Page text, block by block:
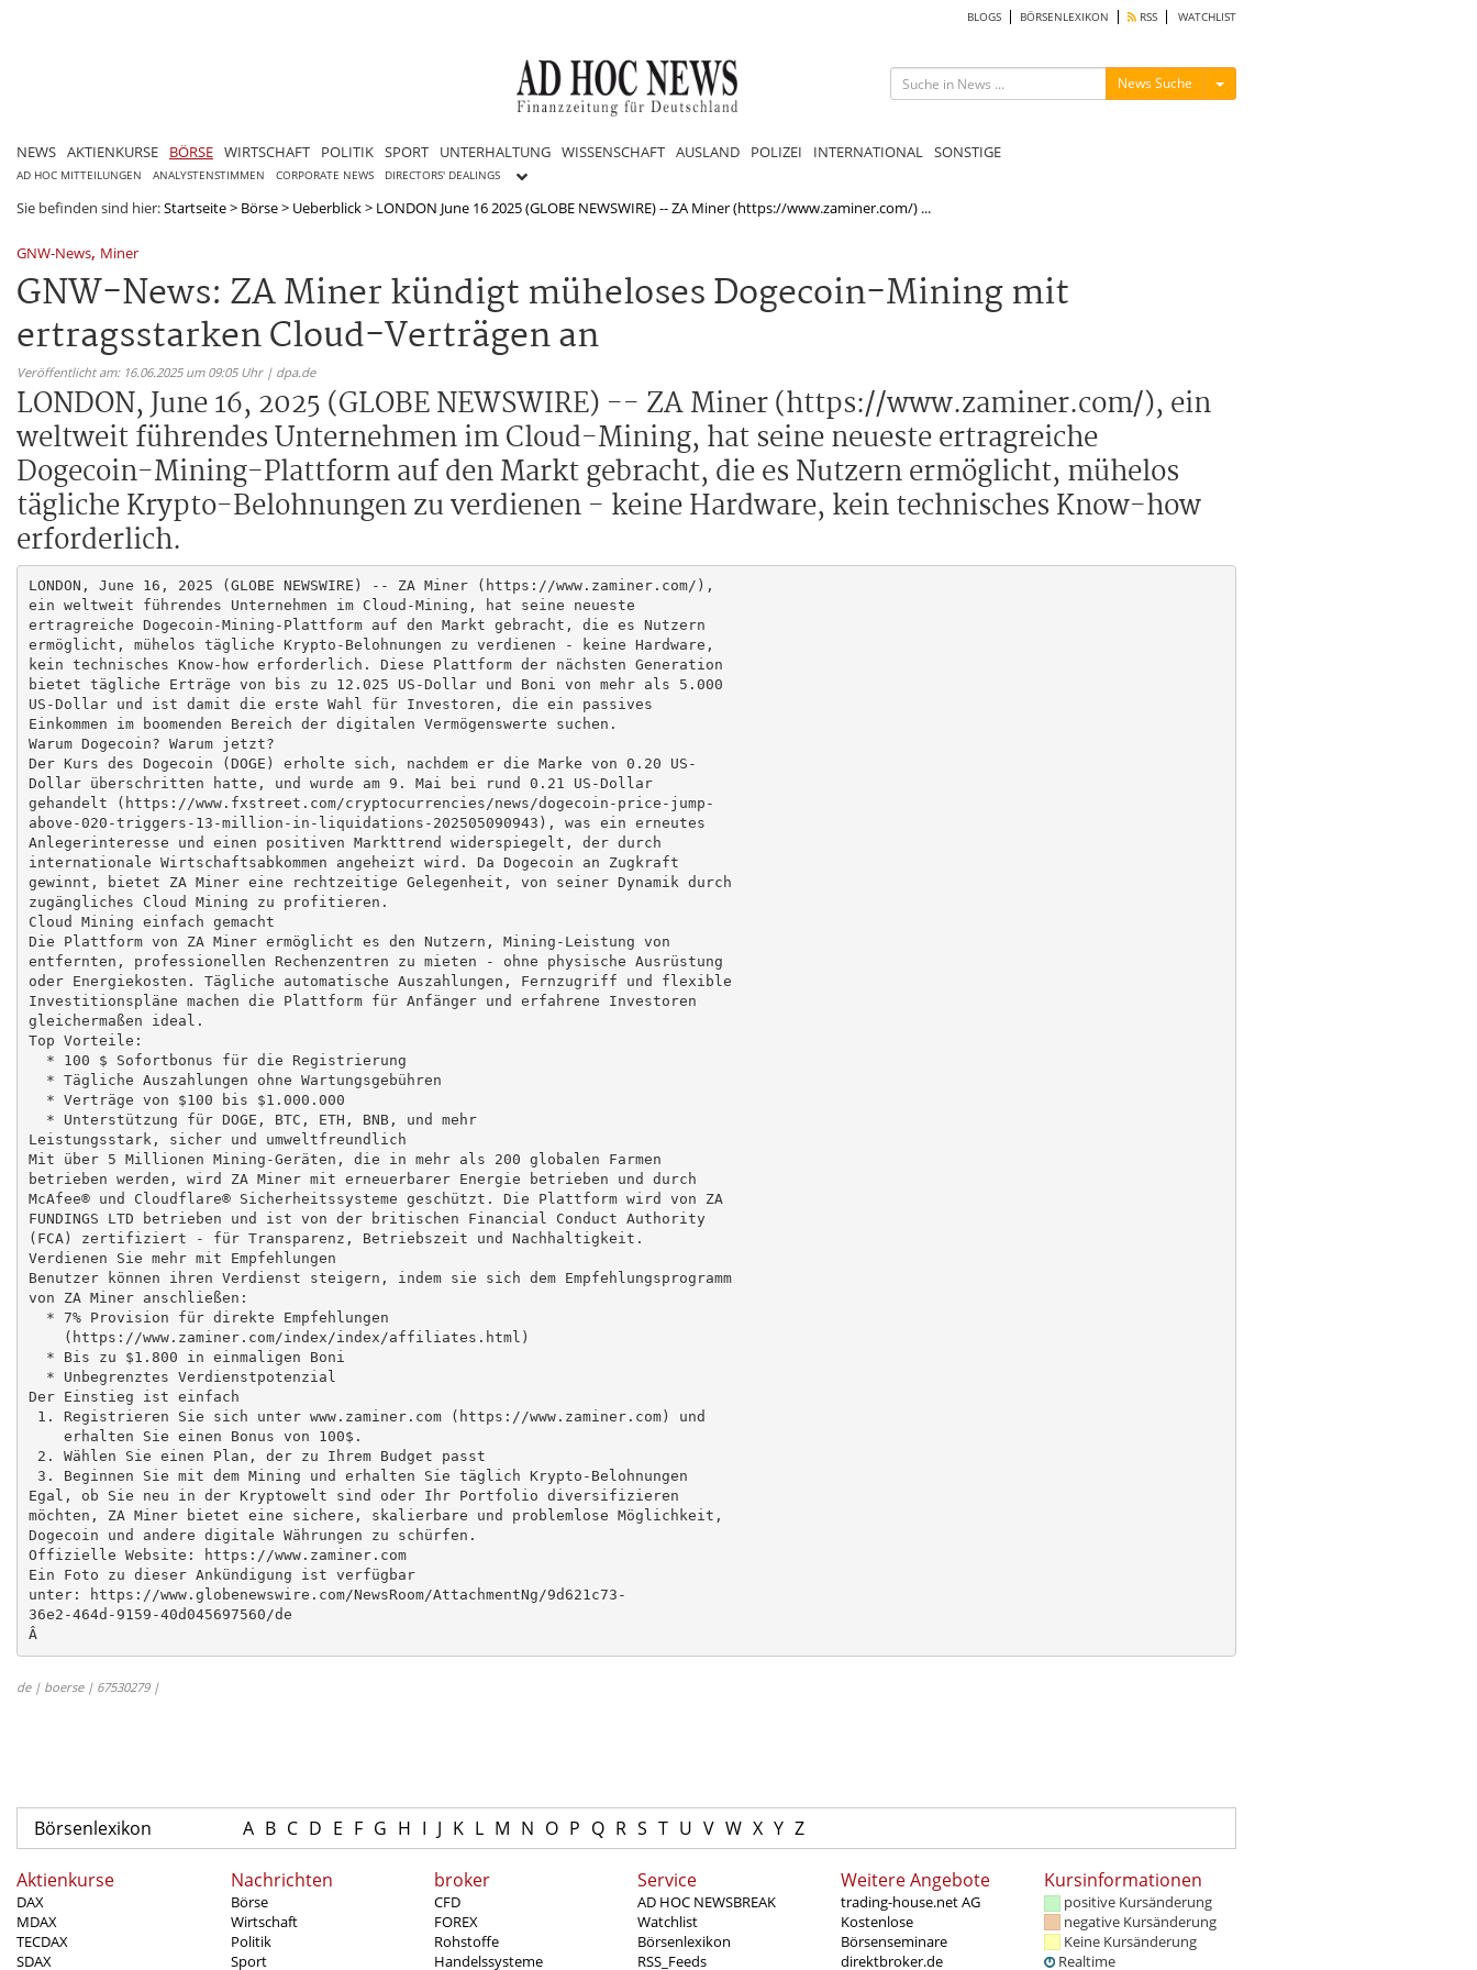
BLOGS BÖRSENLEXIKON RSS WATCHLIST
News Suche Menü ein-/ausblenden
NEWS AKTIENKURSE BÖRSE WIRTSCHAFT POLITIK SPORT UNTERHALTUNG WISSENSCHAFT AUSLAND POLIZEI INTERNATIONAL SONSTIGE
AD HOC MITTEILUNGEN ANALYSTENSTIMMEN CORPORATE NEWS DIRECTORS' DEALINGS
Sie befinden sind hier:Startseite> Börse> Ueberblick> LONDON June 16 2025 (GLOBE NEWSWIRE) -- ZA Miner (https://www.zaminer.com/) ...
GNW-News, Miner
GNW-News: ZA Miner kündigt müheloses Dogecoin-Mining mit
ertragsstarken Cloud-Verträgen an
Veröffentlicht am: 16.06.2025 um 09:05 Uhr | dpa.de
LONDON, June 16, 2025 (GLOBE NEWSWIRE) -- ZA Miner (https://www.zaminer.com/), ein
weltweit führendes Unternehmen im Cloud-Mining, hat seine neueste ertragreiche
Dogecoin-Mining-Plattform auf den Markt gebracht, die es Nutzern ermöglicht, mühelos
tägliche Krypto-Belohnungen zu verdienen - keine Hardware, kein technisches Know-how
erforderlich.
LONDON, June 16, 2025 (GLOBE NEWSWIRE) -- ZA Miner (https://www.zaminer.com/),
ein weltweit führendes Unternehmen im Cloud-Mining, hat seine neueste
ertragreiche Dogecoin-Mining-Plattform auf den Markt gebracht, die es Nutzern
ermöglicht, mühelos tägliche Krypto-Belohnungen zu verdienen - keine Hardware,
kein technisches Know-how erforderlich. Diese Plattform der nächsten Generation
bietet tägliche Erträge von bis zu 12.025 US-Dollar und Boni von mehr als 5.000
US-Dollar und ist damit die erste Wahl für Investoren, die ein passives
Einkommen im boomenden Bereich der digitalen Vermögenswerte suchen.
Warum Dogecoin? Warum jetzt?
Der Kurs des Dogecoin (DOGE) erholte sich, nachdem er die Marke von 0.20 US-
Dollar überschritten hatte, und wurde am 9. Mai bei rund 0.21 US-Dollar
gehandelt (https://www.fxstreet.com/cryptocurrencies/news/dogecoin-price-jump-
above-020-triggers-13-million-in-liquidations-202505090943), was ein erneutes
Anlegerinteresse und einen positiven Markttrend widerspiegelt, der durch
internationale Wirtschaftsabkommen angeheizt wird. Da Dogecoin an Zugkraft
gewinnt, bietet ZA Miner eine rechtzeitige Gelegenheit, von seiner Dynamik durch
zugängliches Cloud Mining zu profitieren.
Cloud Mining einfach gemacht
Die Plattform von ZA Miner ermöglicht es den Nutzern, Mining-Leistung von
entfernten, professionellen Rechenzentren zu mieten - ohne physische Ausrüstung
oder Energiekosten. Tägliche automatische Auszahlungen, Fernzugriff und flexible
Investitionspläne machen die Plattform für Anfänger und erfahrene Investoren
gleichermaßen ideal.
Top Vorteile:
  * 100 $ Sofortbonus für die Registrierung
  * Tägliche Auszahlungen ohne Wartungsgebühren
  * Verträge von $100 bis $1.000.000
  * Unterstützung für DOGE, BTC, ETH, BNB, und mehr
Leistungsstark, sicher und umweltfreundlich
Mit über 5 Millionen Mining-Geräten, die in mehr als 200 globalen Farmen
betrieben werden, wird ZA Miner mit erneuerbarer Energie betrieben und durch
McAfee® und Cloudflare® Sicherheitssysteme geschützt. Die Plattform wird von ZA
FUNDINGS LTD betrieben und ist von der britischen Financial Conduct Authority
(FCA) zertifiziert - für Transparenz, Betriebszeit und Nachhaltigkeit.
Verdienen Sie mehr mit Empfehlungen
Benutzer können ihren Verdienst steigern, indem sie sich dem Empfehlungsprogramm
von ZA Miner anschließen:
  * 7% Provision für direkte Empfehlungen
    (https://www.zaminer.com/index/index/affiliates.html)
  * Bis zu $1.800 in einmaligen Boni
  * Unbegrenztes Verdienstpotenzial
Der Einstieg ist einfach
1. Registrieren Sie sich unter www.zaminer.com (https://www.zaminer.com) und
    erhalten Sie einen Bonus von 100$.
2. Wählen Sie einen Plan, der zu Ihrem Budget passt
3. Beginnen Sie mit dem Mining und erhalten Sie täglich Krypto-Belohnungen
Egal, ob Sie neu in der Kryptowelt sind oder Ihr Portfolio diversifizieren
möchten, ZA Miner bietet eine sichere, skalierbare und problemlose Möglichkeit,
Dogecoin und andere digitale Währungen zu schürfen.
Offizielle Website: https://www.zaminer.com
Ein Foto zu dieser Ankündigung ist verfügbar
unter: https://www.globenewswire.com/NewsRoom/AttachmentNg/9d621c73-
36e2-464d-9159-40d045697560/de
Â
de | boerse | 67530279 |
Börsenlexikon A B C D E F G H I J K L M N O P Q R S T U V W X Y Z
Aktienkurse
DAX
MDAX
TECDAX
SDAX
Nachrichten
Börse
Wirtschaft
Politik
Sport
broker
CFD
FOREX
Rohstoffe
Handelssysteme
Service
AD HOC NEWSBREAK
Watchlist
Börsenlexikon
RSS_Feeds
Weitere Angebote
trading-house.net AG
Kostenlose
Börsenseminare
direktbroker.de
Kursinformationen
positive Kursänderung
negative Kursänderung
Keine Kursänderung
Realtime